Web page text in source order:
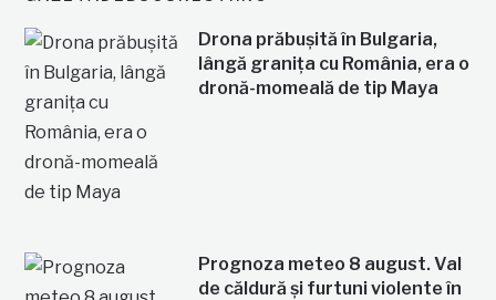
Drona prăbușită în Bulgaria,
lângă granița cu România, era o
dronă-momeală de tip Maya
Prognoza meteo 8 august. Val
de căldură și furtuni violente în